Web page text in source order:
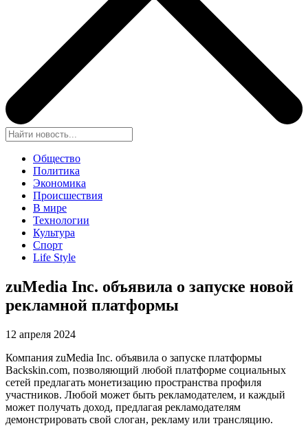
Общество
Политика
Экономика
Происшествия
В мире
Технологии
Культура
Спорт
Life Style
zuMedia Inc. объявила о запуске новой
рекламной платформы
12 апреля 2024
Компания zuMedia Inc. объявила о запуске платформы
Backskin.com, позволяющий любой платформе социальных
сетей предлагать монетизацию пространства профиля
участников. Любой может быть рекламодателем, и каждый
может получать доход, предлагая рекламодателям
демонстрировать свой слоган, рекламу или трансляцию.